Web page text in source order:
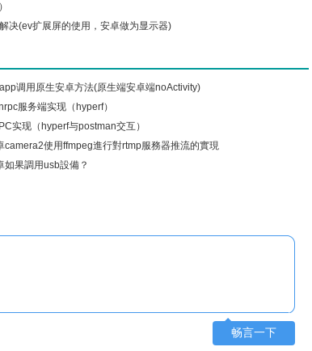
决(ev扩展屏的使用，安卓做为显示器)
调用原生安卓方法(原生端安卓端noActivity)
服务端实现（hyperf）
实现（hyperf与postman交互）
camera2使用ffmpeg進行對rtmp服務器推流的實現
如果調用usb設備？
畅言一下